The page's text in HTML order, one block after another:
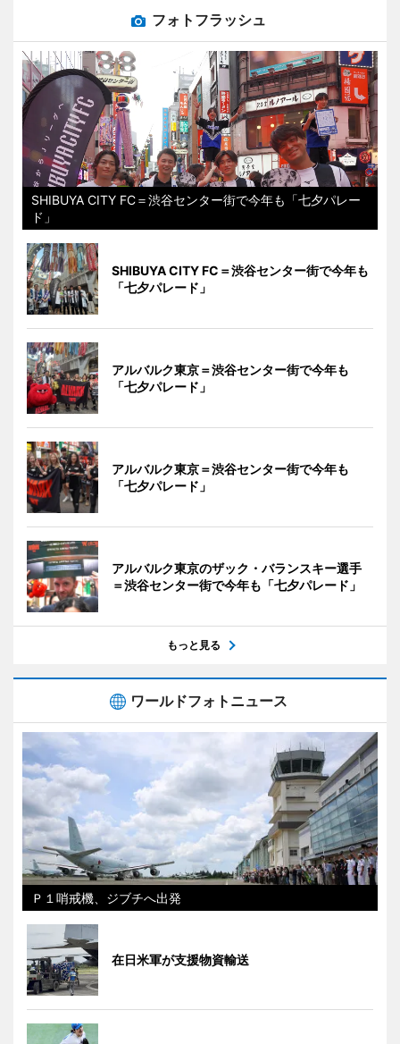
フォトフラッシュ
SHIBUYA CITY FC＝渋谷センター街で今年も「七夕パレー
ド」
SHIBUYA CITY FC＝渋谷センター街で今年も
「七夕パレード」
アルバルク東京＝渋谷センター街で今年も
「七夕パレード」
アルバルク東京＝渋谷センター街で今年も
「七夕パレード」
アルバルク東京のザック・バランスキー選手
＝渋谷センター街で今年も「七夕パレード」
もっと見る
ワールドフォトニュース
Ｐ１哨戒機、ジブチへ出発
在日米軍が支援物資輸送